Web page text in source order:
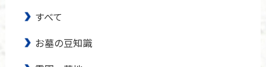
すべて
お墓の豆知識